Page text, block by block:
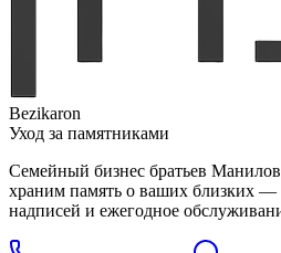
Bezikaron
Уход за памятниками
Семейный бизнес братьев
храним память о ваших близких —
надписей и ежегодное